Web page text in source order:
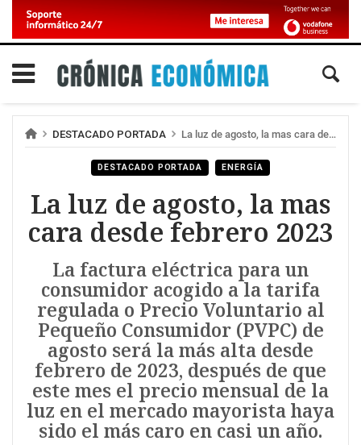
DESTACADO PORTADA La luz de agosto, la mas cara desde febrero 2023
DESTACADO PORTADA ENERGÍA
La luz de agosto, la mas
cara desde febrero 2023
La factura eléctrica para un
consumidor acogido a la tarifa
regulada o Precio Voluntario al
Pequeño Consumidor (PVPC) de
agosto será la más alta desde
febrero de 2023, después de que
este mes el precio mensual de la
luz en el mercado mayorista haya
sido el más caro en casi un año.